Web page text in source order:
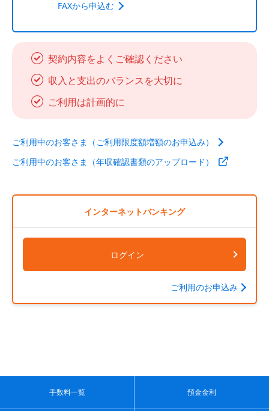
FAXから申込む
契約内容をよくご確認ください
収入と支出のバランスを大切に
ご利用は計画的に
ご利用中のお客さま（ご利用限度額増額のお申込み）
ご利用中のお客さま（年収確認書類のアップロード）
インターネットバンキング
ログイン
ご利用のお申込み
手数料一覧 預金金利